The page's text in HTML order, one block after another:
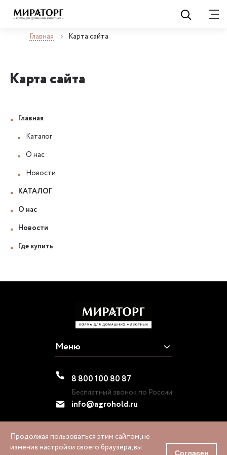
Главная Карта сайта
Карта сайта
Главная
Каталог
О нас
Новости
КАТАЛОГ
О нас
Новости
Где купить
Меню
8 800 100 80 87
Бесплатный звонок по России
info@agrohold.ru
1995-2026 © «МИРАТОРГ»
Продолжая пользоваться этим сайтом, не
изменив настройки своего браузера, вы
Согласен